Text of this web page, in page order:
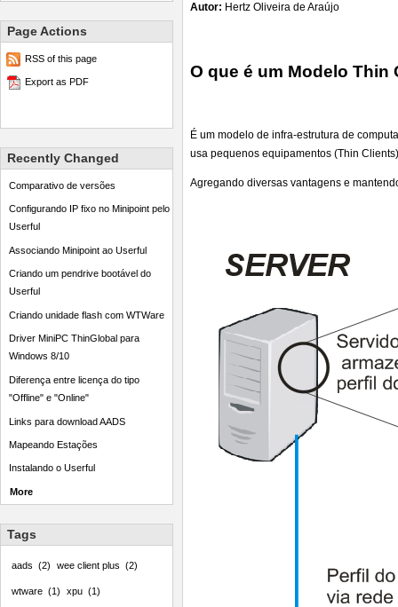
Page Actions
RSS of this page
Export as PDF
Recently Changed
Comparativo de versões
Configurando IP fixo no Minipoint pelo
Userful
Associando Minipoint ao Userful
Criando um pendrive bootável do
Userful
Criando unidade flash com WTWare
Driver MiniPC ThinGlobal para
Windows 8/10
Diferença entre licença do tipo
"Offline" e "Online"
Links para download AADS
Mapeando Estações
Instalando o Userful
More
Tags
aads 2 wee client plus 2
wtware 1 xpu 1
Autor: Hertz Oliveira de Araújo
O que é um Modelo Thin
É um modelo de infra-estrutura de
usa pequenos equipamentos (Thin
Agregando diversas vantagens e